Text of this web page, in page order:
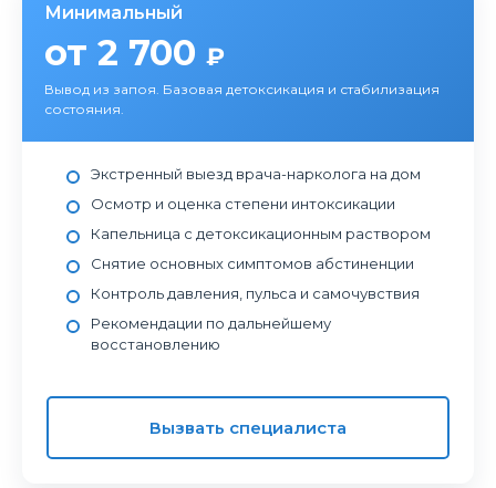
Минимальный
от 2 700 ₽
Вывод из запоя. Базовая детоксикация и стабилизация
состояния.
Экстренный выезд врача-нарколога на дом
Осмотр и оценка степени интоксикации
Капельница с детоксикационным раствором
Снятие основных симптомов абстиненции
Контроль давления, пульса и самочувствия
Рекомендации по дальнейшему
восстановлению
Вызвать специалиста